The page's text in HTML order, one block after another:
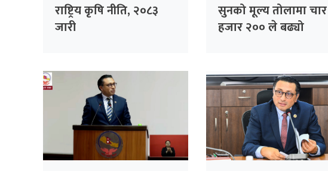
राष्ट्रिय कृषि नीति, २०८३
जारी
सुनको मूल्य तोलामा चार
हजार २०० ले बढ्यो